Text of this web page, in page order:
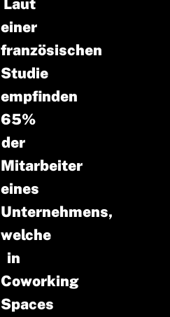
Laut
einer
französischen
Studie
empfinden
65%
der
Mitarbeiter
eines
Unternehmens,
welche
in
Coworking
Spaces